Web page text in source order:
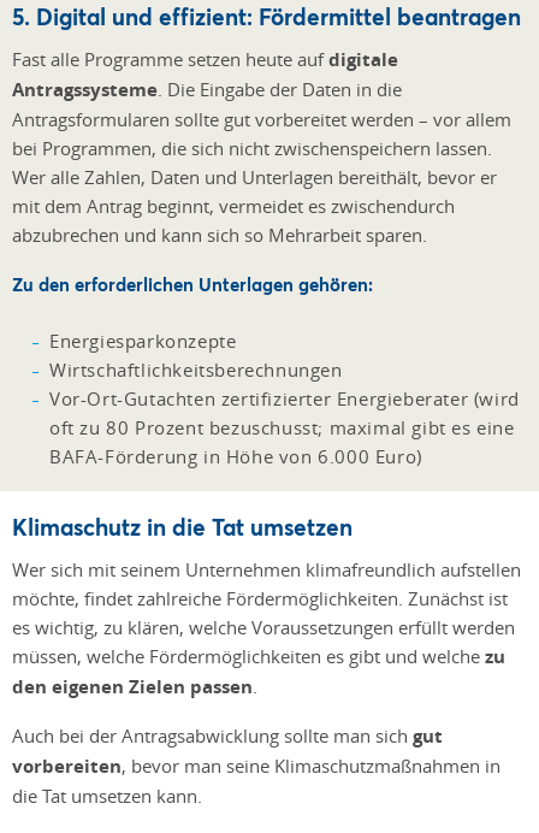
5. Digital und effizient: Fördermittel beantragen
Fast alle Programme setzen heute aufdigitale
Antragssysteme. Die Eingabe der Daten in die
Antragsformularen sollte gut vorbereitet werden – vor allem
bei Programmen, die sich nicht zwischenspeichern lassen.
Wer alle Zahlen, Daten und Unterlagen bereithält, bevor er
mit dem Antrag beginnt, vermeidet es zwischendurch
abzubrechen und kann sich so Mehrarbeit sparen.
Zu den erforderlichen Unterlagen gehören:
Energiesparkonzepte
Wirtschaftlichkeitsberechnungen
Vor-Ort-Gutachten zertifizierter Energieberater (wird
oft zu 80 Prozent bezuschusst; maximal gibt es eine
BAFA-Förderung in Höhe von 6.000 Euro)
Klimaschutz in die Tat umsetzen
Wer sich mit seinem Unternehmen klimafreundlich aufstellen
möchte, findet zahlreiche Fördermöglichkeiten. Zunächst ist
es wichtig, zu klären, welche Voraussetzungen erfüllt werden
müssen, welche Fördermöglichkeiten es gibt und welche zu
den eigenen Zielen passen
Auch bei der Antragsabwicklung sollte man sich gut
vorbereiten, bevor man seine Klimaschutzmaßnahmen in
die Tat umsetzen kann.